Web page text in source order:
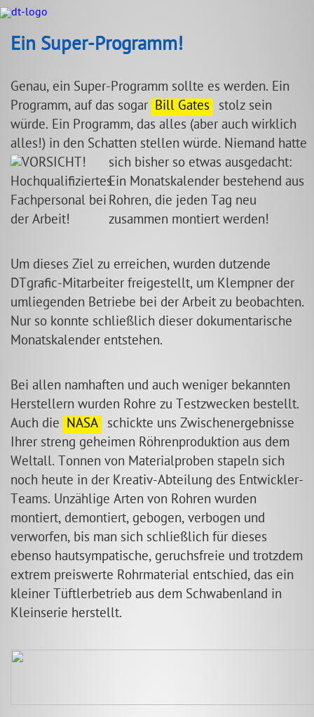
Ein Super-Programm!
Genau, ein Super-Programm sollte es werden. Ein
Programm, auf das sogar Bill Gates
stolz sein
würde. Ein Programm, das alles (aber auch wirklich
alles!) in den Schatten stellen würde. Niemand hatte
sich bisher so etwas ausgedacht:
Ein Monatskalender bestehend aus
Rohren, die jeden Tag neu
zusammen montiert werden!
Um dieses Ziel zu erreichen, wurden dutzende
DTgrafic-Mitarbeiter freigestellt, um Klempner der
umliegenden Betriebe bei der Arbeit zu beobachten.
Nur so konnte schließlich dieser dokumentarische
Monatskalender entstehen.
Bei allen namhaften und auch weniger bekannten
Herstellern wurden Rohre zu Testzwecken bestellt.
Auch die NASA
schickte uns Zwischenergebnisse
Ihrer streng geheimen Röhrenproduktion aus dem
Weltall. Tonnen von Materialproben stapeln sich
noch heute in der Kreativ-Abteilung des Entwickler-
Teams. Unzählige Arten von Rohren wurden
montiert, demontiert, gebogen, verbogen und
verworfen, bis man sich schließlich für dieses
ebenso hautsympatische, geruchsfreie und trotzdem
extrem preiswerte Rohrmaterial entschied, das ein
kleiner Tüftlerbetrieb aus dem Schwabenland in
Kleinserie herstellt.